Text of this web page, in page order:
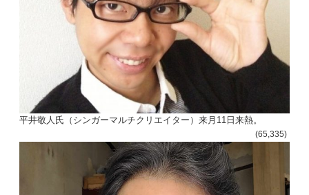
平井敬人氏（シンガーマルチクリエイター）来月11日来熱。
(65,335)